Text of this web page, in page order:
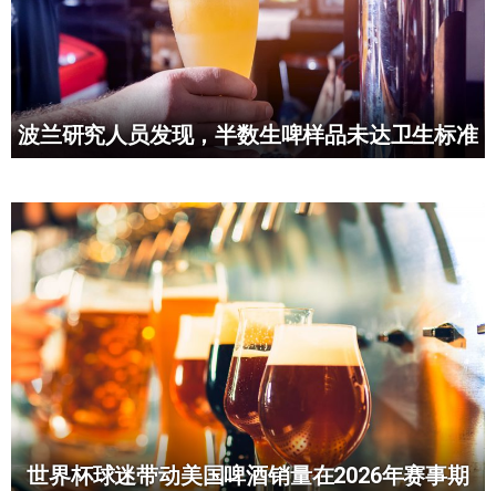
波兰研究人员发现，半数生啤样品未达卫生标准
世界杯球迷带动美国啤酒销量在2026年赛事期